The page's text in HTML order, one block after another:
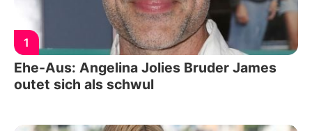
1
Ehe-Aus: Angelina Jolies Bruder James
outet sich als schwul